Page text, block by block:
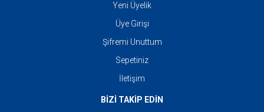
Yeni Üyelik
Üye Girişi
Şifremi Unuttum
Sepetiniz
İletişim
BİZİ TAKİP EDİN